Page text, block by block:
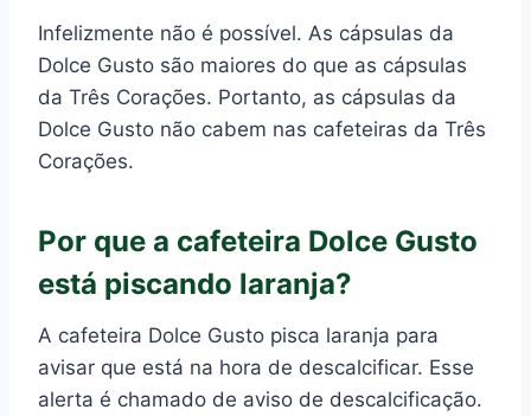
Infelizmente não é possível. As cápsulas da
Dolce Gusto são maiores do que as cápsulas
da Três Corações. Portanto, as cápsulas da
Dolce Gusto não cabem nas cafeteiras da Três
Corações.
Por que a cafeteira Dolce Gusto
está piscando laranja?
A cafeteira Dolce Gusto pisca laranja para
avisar que está na hora de descalcificar. Esse
alerta é chamado de aviso de descalcificação.